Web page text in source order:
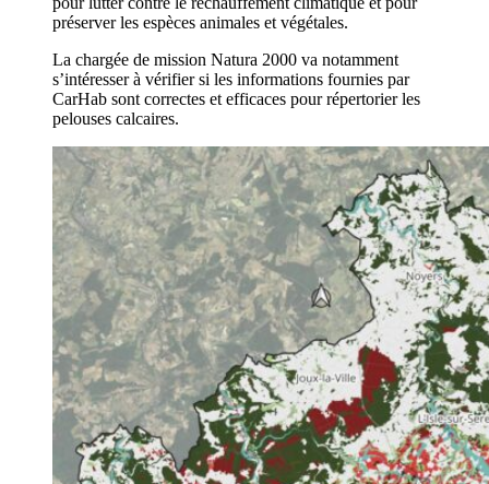
préserver les espèces animales et végétales.
La chargée de mission Natura 2000 va notamment
s’intéresser à vérifier si les informations fournies par
CarHab sont correctes et efficaces pour répertorier les
pelouses calcaires.